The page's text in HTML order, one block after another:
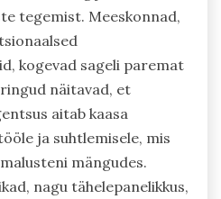
tegemist. Meeskonnad,
kogevad sageli paremat
näitavad, et
aitab kaasa
ja suhtlemisele, mis
mängudes.
nagu tähelepanelikkus,